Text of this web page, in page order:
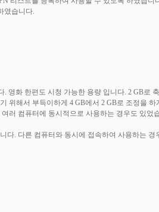
였습니다.
영화 한편도 시청 가능한 용량 입니다. 2 GB로
위해서 부득이하게 4 GB에서 2 GB로 조정을 하
러 컴퓨터에 동시적으로 사용하는 경우도 있었
. 다른 컴퓨터와 동시에 접속하여 사용하는